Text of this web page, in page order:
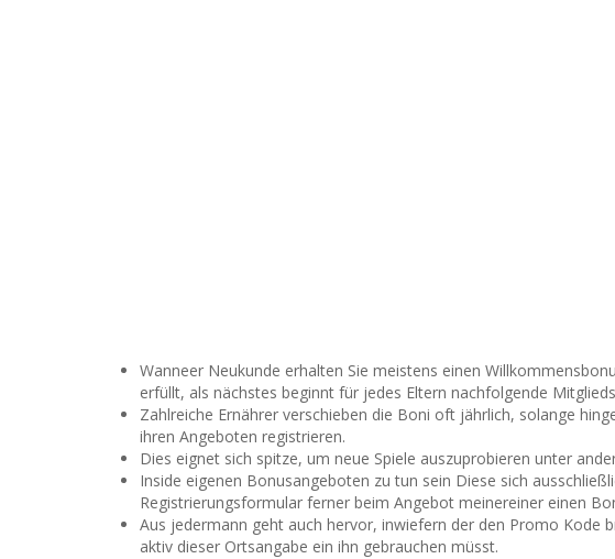
Wanneer Neukunde erhalten Sie meistens einen
erfüllt, als nächstes beginnt für jedes Eltern nachfolgende
Zahlreiche Ernährer verschieben die Boni oft jährlich, solange
ihren Angeboten registrieren.
Dies eignet sich spitze, um neue Spiele auszuprobieren unter
Inside eigenen Bonusangeboten zu tun sein Diese sich
Registrierungsformular ferner beim Angebot meinereiner einen
Aus jedermann geht auch hervor, inwiefern der den Promo Kode
aktiv dieser Ortsangabe ein ihn gebrauchen müsst.